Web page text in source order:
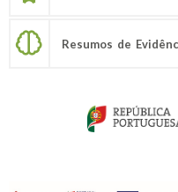
Resumos de